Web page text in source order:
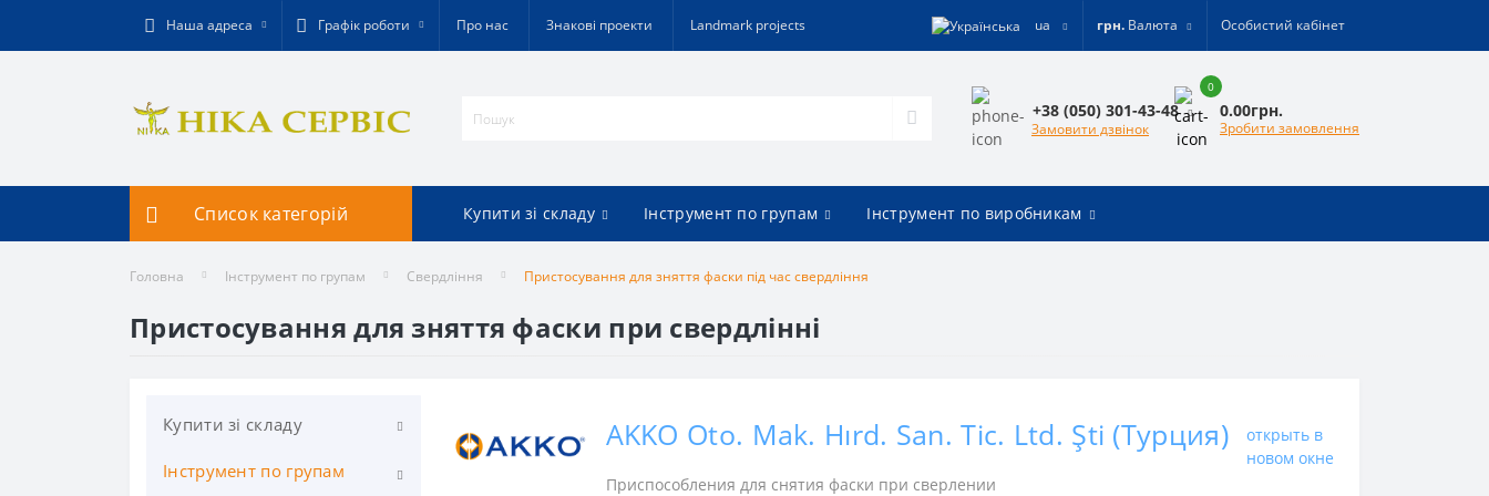
Наша адреса Графік роботи Про нас Знакові проекти Landmark projects ua грн. Валюта Особистий кабінет
+38 (050) 301-43-48
Замовити дзвінок
0
0.00грн.
Зробити замовлення
Список категорій Купити зі складу Інструмент по групам Інструмент по виробникам
Головна Інструмент по групам Свердління Пристосування для зняття фаски під час свердління
Пристосування для зняття фаски при свердлінні
Купити зі складу
Фрезерування
Інструмент по групам
AKKO Oto. Mak. Hırd. San. Tic. Ltd. Şti (Турция)
Приспособления для снятия фаски при сверлении
открыть в
новом окне